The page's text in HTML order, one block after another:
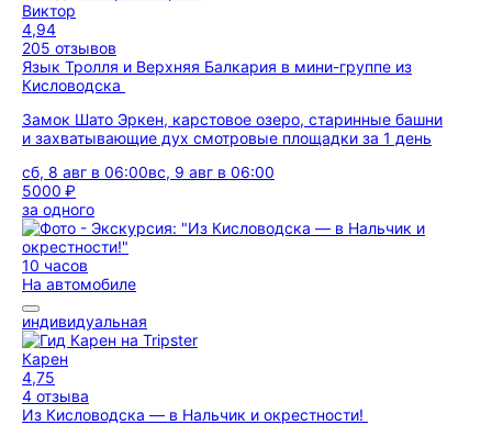
Виктор
4,94
205 отзывов
Язык Тролля и Верхняя Балкария в мини-группе из
Кисловодска
Замок Шато Эркен, карстовое озеро, старинные башни
и захватывающие дух смотровые площадки за 1 день
сб, 8 авг в 06:00вс, 9 авг в 06:00
5000 ₽
за одного
10 часов
На автомобиле
индивидуальная
Карен
4,75
4 отзыва
Из Кисловодска — в Нальчик и окрестности!